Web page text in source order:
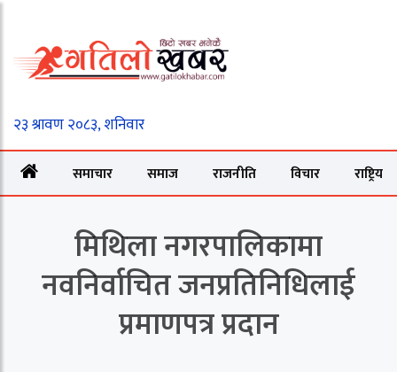
समाचार समाज राजनीति विचार राष्ट्रिय
मिथिला नगरपालिकामा
नवनिर्वाचित जनप्रतिनिधिलाई
प्रमाणपत्र प्रदान